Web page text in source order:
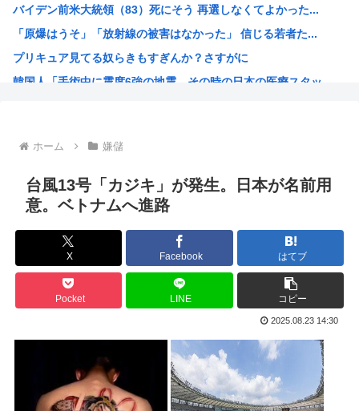
【悲報】ラグビー日本代表、オーストラリアに逆転負け…歴史...
【池袋事故】飯塚幸三、米寿（88歳）の誕生日に「晴れて米...
「原爆投下シーン」がある映画ってある？
バイデン前米大統領（83）死にそう 再選しなくてよかった...
「原爆はうそ」「放射線の被害はなかった」 信じる若者た...
プリキュア見てる奴らきもすぎんか？さすがに
韓国人「手術中に震度6強の地震、その時の日本の医療スタッ...
【衝撃】映画鬼滅の刃の興行収入、407.5億円wwwww...
高市早苗、今週は熊本行ったり広島行ったり大忙しだったので...
海外「凄すぎる！」折り紙と並ぶあの日本の偉大な発明に海外...
「教職員の働き方改革は大事だが」吉村知事が危機感 学力テ...
みいちゃんと山田さん、日本の警察なめすぎで炎上www
「お父さんが私にいくら使おうと、あなたには関係ない」そう...
海外「日本が正しい！」優しい日本人に甘える外国人に海外が...
海外の反応：韓国在住の日本人インフルエンサーがライブ配信...
韓国人「韓国サッカー協会の性接待報道、海外でも大騒ぎに・...
ルッキズムの奴って自分が年老いて醜くなった時どうすんの？
ホーム 嫌儲
台風13号「カジキ」が発生。日本が名前用
意。ベトナムへ進路
X Facebook はてブ
Pocket LINE コピー
2025.08.23 14:30